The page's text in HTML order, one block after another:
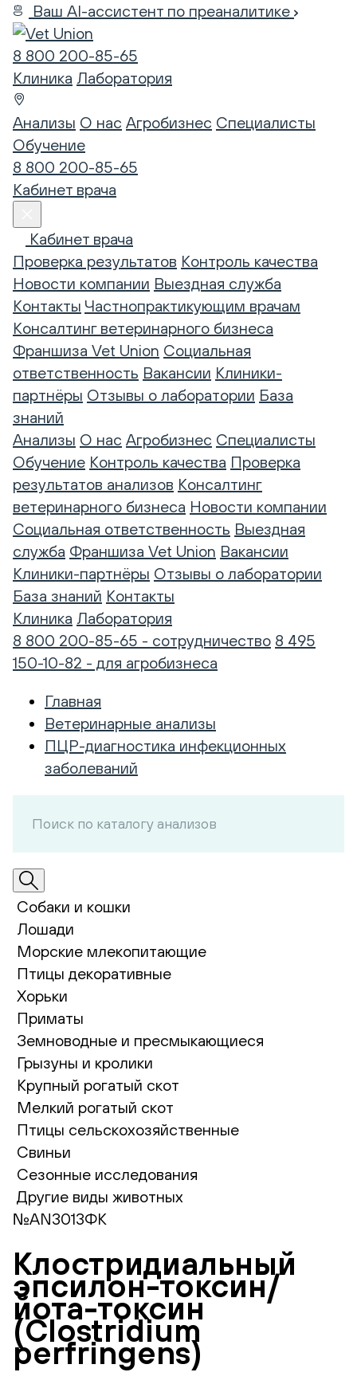
Ваш AI-ассистент по преаналитике
8 800 200-85-65
Клиника Лаборатория
Анализы О нас Агробизнес Специалисты
Обучение
8 800 200-85-65
Кабинет врача
Кабинет врача
Проверка результатов Контроль качества
Новости компании Выездная служба
Контакты Частнопрактикующим врачам
Консалтинг ветеринарного бизнеса
Франшиза Vet Union Социальная
ответственность Вакансии Клиники-
партнёры Отзывы о лаборатории База
знаний
Анализы О нас Агробизнес Специалисты
Обучение Контроль качества Проверка
результатов анализов Консалтинг
ветеринарного бизнеса Новости компании
Социальная ответственность Выездная
служба Франшиза Vet Union Вакансии
Клиники-партнёры Отзывы о лаборатории
База знаний Контакты
Клиника Лаборатория
8 800 200-85-65 - сотрудничество 8 495
150-10-82 - для агробизнеса
Главная
Ветеринарные анализы
ПЦР-диагностика инфекционных
заболеваний
Собаки и кошки
Лошади
Морские млекопитающие
Птицы декоративные
Хорьки
Приматы
Земноводные и пресмыкающиеся
Грызуны и кролики
Крупный рогатый скот
Мелкий рогатый скот
Птицы сельскохозяйственные
Свиньи
Сезонные исследования
Другие виды животных
№AN3013ФК
Клостридиальный
эпсилон-токсин/
йота-токсин
(Clostridium
perfringens)